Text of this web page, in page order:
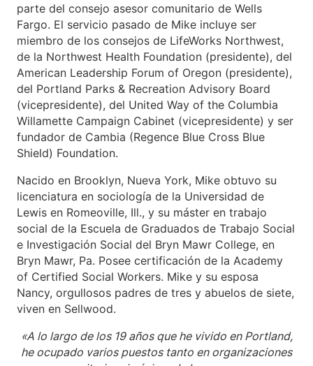
parte del consejo asesor comunitario de Wells
Fargo. El servicio pasado de Mike incluye ser
miembro de los consejos de LifeWorks Northwest,
de la Northwest Health Foundation (presidente), del
American Leadership Forum of Oregon (presidente),
del Portland Parks & Recreation Advisory Board
(vicepresidente), del United Way of the Columbia
Willamette Campaign Cabinet (vicepresidente) y ser
fundador de Cambia (Regence Blue Cross Blue
Shield) Foundation.
Nacido en Brooklyn, Nueva York, Mike obtuvo su
licenciatura en sociología de la Universidad de
Lewis en Romeoville, Ill., y su máster en trabajo
social de la Escuela de Graduados de Trabajo Social
e Investigación Social del Bryn Mawr College, en
Bryn Mawr, Pa. Posee certificación de la Academy
of Certified Social Workers. Mike y su esposa
Nancy, orgullosos padres de tres y abuelos de siete,
viven en Sellwood.
«A lo largo de los 19 años que he vivido en Portland,
he ocupado varios puestos tanto en organizaciones